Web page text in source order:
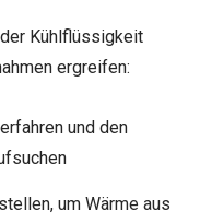
Kühlflüssigkeit
ergreifen:
und den
um Wärme aus